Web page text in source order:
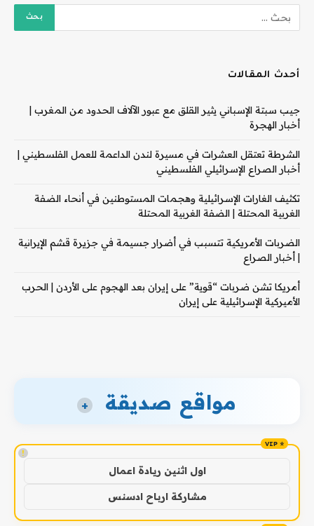
أحدث المقالات
جيب سبتة الإسباني يثير القلق مع عبور الآلاف الحدود من المغرب |
أخبار الهجرة
الشرطة تعتقل العشرات في مسيرة لندن الداعمة للعمل الفلسطيني |
أخبار الصراع الإسرائيلي الفلسطيني
تكثيف الغارات الإسرائيلية وهجمات المستوطنين في أنحاء الضفة
الغربية المحتلة | الضفة الغربية المحتلة
الضربات الأمريكية تتسبب في أضرار جسيمة في جزيرة قشم الإيرانية
| أخبار الصراع
أمريكا تشن ضربات “قوية” على إيران بعد الهجوم على الأردن | الحرب
الأميركية الإسرائيلية على إيران
مواقع صديقة +
!
اول اثنين ريادة اعمال
مشاركة ارباح ادسنس